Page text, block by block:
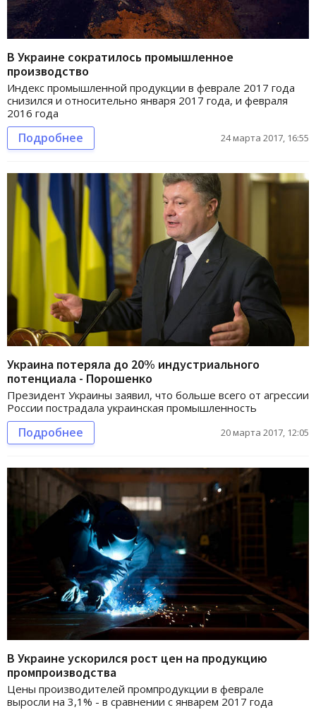
В Украине сократилось промышленное
производство
Индекс промышленной продукции в феврале 2017 года
снизился и относительно января 2017 года, и февраля
2016 года
Подробнее 24 марта 2017, 16:55
Украина потеряла до 20% индустриального
потенциала - Порошенко
Президент Украины заявил, что больше всего от агрессии
России пострадала украинская промышленность
Подробнее 20 марта 2017, 12:05
В Украине ускорился рост цен на продукцию
промпроизводства
Цены производителей промпродукции в феврале
выросли на 3,1% - в сравнении с январем 2017 года